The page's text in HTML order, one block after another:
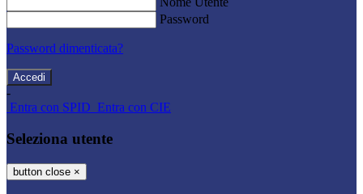
Password
Password dimenticata?
-
Entra con SPID Entra con CIE
Seleziona utente
button close ×